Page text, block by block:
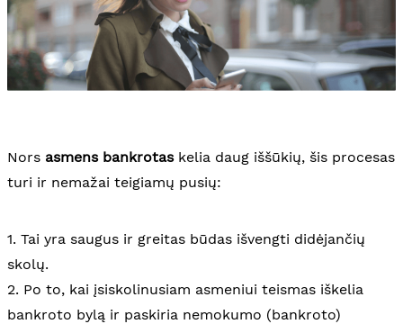
Nors asmens bankrotaskelia daug iššūkių, šis procesas
turi ir nemažai teigiamų pusių:
1. Tai yra saugus ir greitas būdas išvengti didėjančių
skolų.
2. Po to, kai įsiskolinusiam asmeniui teismas iškelia
bankroto bylą ir paskiria nemokumo (bankroto)